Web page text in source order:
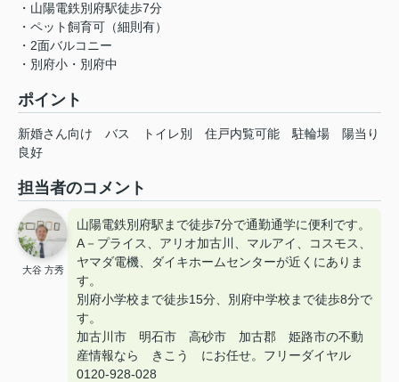
・山陽電鉄別府駅徒歩7分
・ペット飼育可（細則有）
・2面バルコニー
・別府小・別府中
ポイント
新婚さん向け バス トイレ別 住戸内覧可能 駐輪場
陽当り
良好
担当者のコメント
大谷 方秀
山陽電鉄別府駅まで徒歩7分で通勤通学に便利です。
A－プライス、アリオ加古川、マルアイ、コスモス、
ヤマダ電機、ダイキホームセンターが近くにありま
す。
別府小学校まで徒歩15分、別府中学校まで徒歩8分で
す。
加古川市 明石市 高砂市 加古郡 姫路市の不動
産情報なら きこう にお任せ。フリーダイヤル
0120-928-028